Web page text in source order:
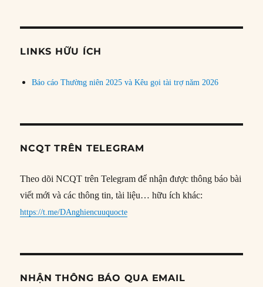
đề
LINKS HỮU ÍCH
Báo cáo Thường niên 2025 và Kêu gọi tài trợ năm 2026
NCQT TRÊN TELEGRAM
Theo dõi NCQT trên Telegram để nhận được thông báo bài
viết mới và các thông tin, tài liệu… hữu ích khác:
https://t.me/DAnghiencuuquocte
NHẬN THÔNG BÁO QUA EMAIL